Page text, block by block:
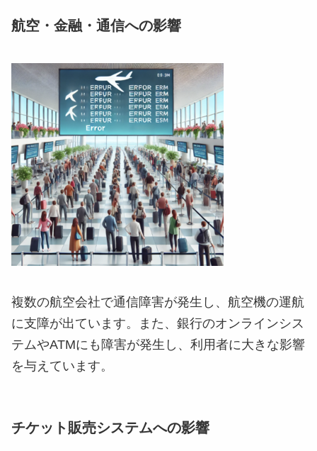
航空・金融・通信への影響
複数の航空会社で通信障害が発生し、航空機の運航
に支障が出ています。また、銀行のオンラインシス
テムやATMにも障害が発生し、利用者に大きな影響
を与えています。
チケット販売システムへの影響